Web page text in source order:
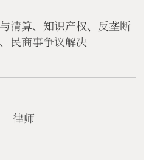
清算、知识产权、反垄断
民商事争议解决
律师